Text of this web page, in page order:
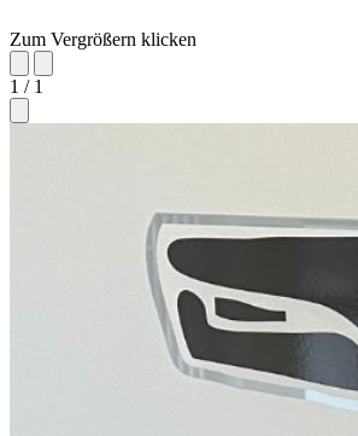
Zum Vergrößern klicken
1 / 1